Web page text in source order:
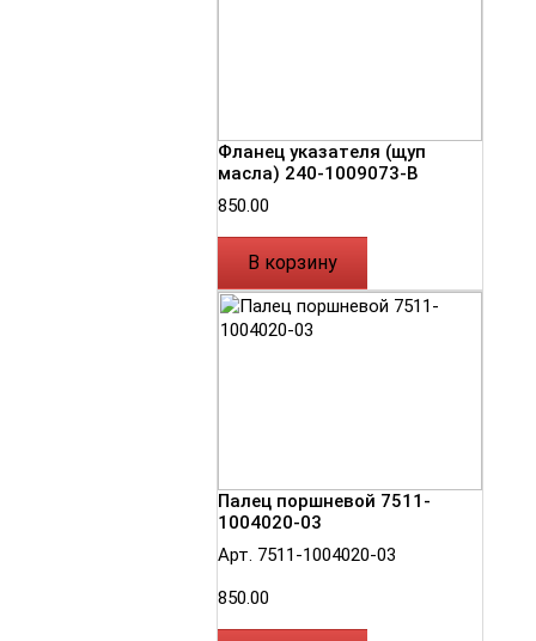
Фланец указателя (щуп
масла) 240-1009073-В
850.00
В корзину
Палец поршневой 7511-
1004020-03
Арт. 7511-1004020-03
850.00